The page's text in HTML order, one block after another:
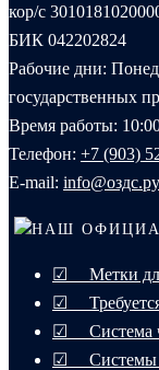
кор/с
БИК 042202824
Рабочие дни:
государственных
Время работы:
Телефон: +7 (903)
E-mail:
НАШ
☑ Метки для
☑ Требуется
☑ Система
☑ Системы